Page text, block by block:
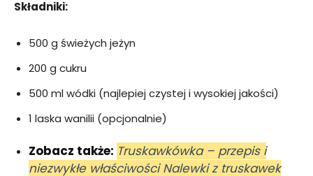
Składniki:
500 g świeżych jeżyn
200 g cukru
500 ml wódki (najlepiej czystej i wysokiej jakości)
1 laska wanilii (opcjonalnie)
Zobacz także: Truskawkówka – przepis i
niezwykłe właściwości Nalewki z truskawek